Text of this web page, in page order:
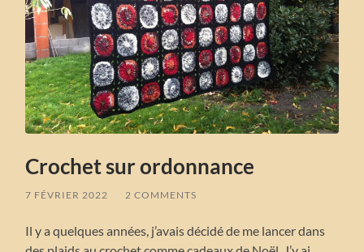
Crochet sur ordonnance
7 FÉVRIER 2022 / 2 COMMENTS
Il y a quelques années, j’avais décidé de me lancer dans